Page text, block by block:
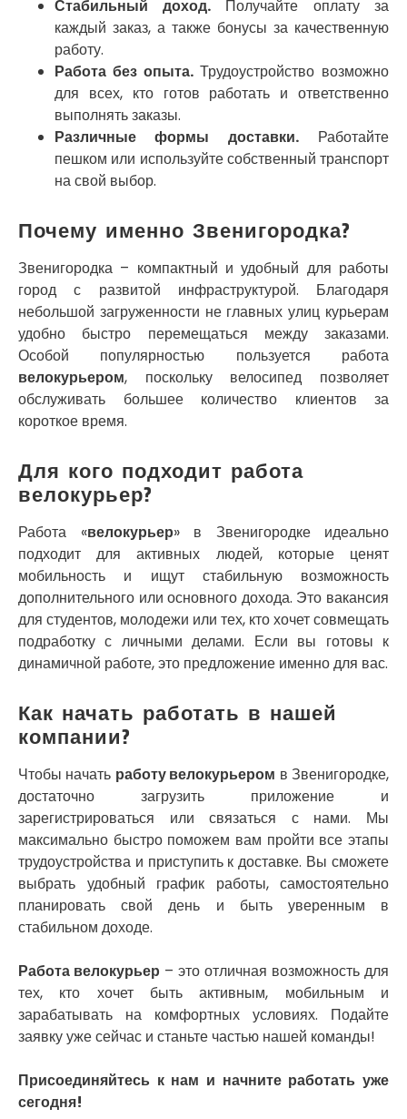
Стабильный доход.Получайте оплату за
каждый заказ, а также бонусы за качественную
работу.
Работа без опыта.Трудоустройство возможно
для всех, кто готов работать и ответственно
выполнять заказы.
Различные формы доставки.Работайте
пешком или используйте собственный транспорт
на свой выбор.
Почему именно Звенигородка?
Звенигородка – компактный и удобный для работы
город с развитой инфраструктурой. Благодаря
небольшой загруженности не главных улиц курьерам
удобно быстро перемещаться между заказами.
Особой популярностью пользуется работа
велокурьером, поскольку велосипед позволяет
обслуживать большее количество клиентов за
короткое время.
Для кого подходит работа
велокурьер?
Работа «велокурьер» в Звенигородке идеально
подходит для активных людей, которые ценят
мобильность и ищут стабильную возможность
дополнительного или основного дохода. Это вакансия
для студентов, молодежи или тех, кто хочет совмещать
подработку с личными делами. Если вы готовы к
динамичной работе, это предложение именно для вас.
Как начать работать в нашей
компании?
Чтобы начать работу велокурьером в Звенигородке,
достаточно загрузить приложение и
зарегистрироваться или связаться с нами. Мы
максимально быстро поможем вам пройти все этапы
трудоустройства и приступить к доставке. Вы сможете
выбрать удобный график работы, самостоятельно
планировать свой день и быть уверенным в
стабильном доходе.
Работа велокурьер – это отличная возможность для
тех, кто хочет быть активным, мобильным и
зарабатывать на комфортных условиях. Подайте
заявку уже сейчас и станьте частью нашей команды!
Присоединяйтесь к нам и начните работать уже
сегодня!
Погребы
Покров
Полтава
Прилуки
Путивль
Пятихатки
Раздельная
Решетиловка
Ровно
Рудное
Самбор
Счастливое
Шепетовка
Шостка
Шпола
Синельниково
Славута
Славутич
Слобожанское
Софиевская Борщаговка
Сокольники
Староконстантинов
Старые Петровцы
Стебник
Стоянка
Стрый
Сумы
Светловодск
Тальное
Тарасовка
Тернополь
Терновка
Трусковец
Тульчин
Украинка
Умань
Ужгород
Узин
Васильков
Великие Лазы
Верхнеднепровск
Винница
Винники
Вишенки
Вита-Почтовая
Волчинец